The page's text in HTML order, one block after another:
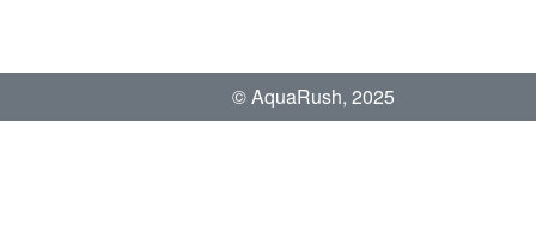
© AquaRush, 2025